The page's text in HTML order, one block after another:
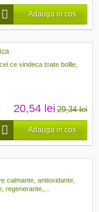
Adauga in cos
ce vindeca toate bolile,
20,54 lei 29,34 lei
Adauga in cos
calmante, antioxidante,
regenerante,...